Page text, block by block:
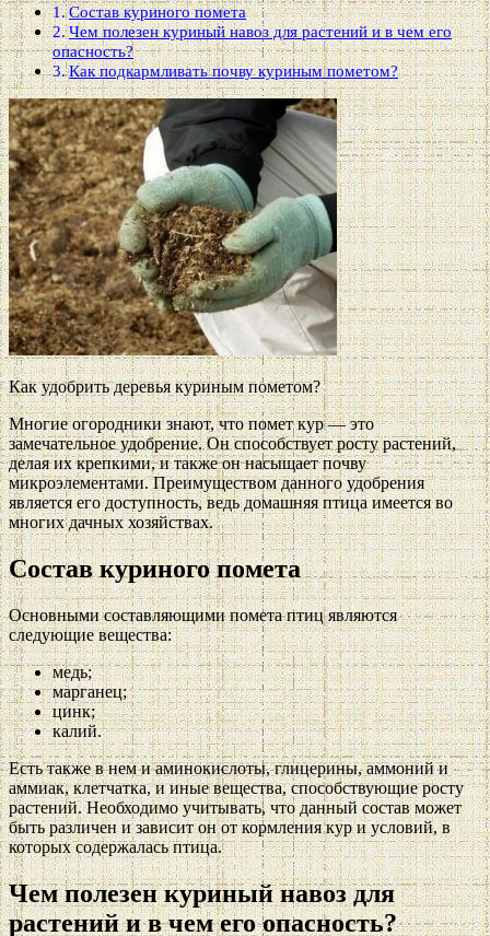
Состав куриного помета
Чем полезен куриный навоз для растений и в чем его
опасность?
Как подкармливать почву куриным пометом?
Как удобрить деревья куриным пометом?
Многие огородники знают, что помет кур — это
замечательное удобрение. Он способствует росту растений,
делая их крепкими, и также он насыщает почву
микроэлементами. Преимуществом данного удобрения
является его доступность, ведь домашняя птица имеется во
многих дачных хозяйствах.
Состав куриного помета
Основными составляющими помета птиц являются
следующие вещества:
медь;
марганец;
цинк;
калий.
Есть также в нем и аминокислоты, глицерины, аммоний и
аммиак, клетчатка, и иные вещества, способствующие росту
растений. Необходимо учитывать, что данный состав может
быть различен и зависит он от кормления кур и условий, в
которых содержалась птица.
Чем полезен куриный навоз для
растений и в чем его опасность?